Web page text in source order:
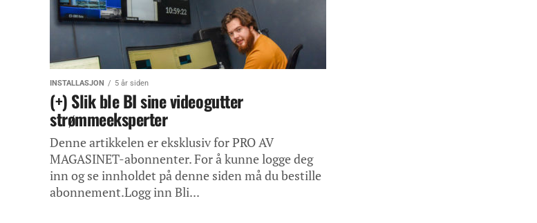
INSTALLASJON 5 år siden
(+) Slik ble BI sine videogutter
strømmeeksperter
Denne artikkelen er eksklusiv for PRO AV
MAGASINET-abonnenter. For å kunne logge deg
inn og se innholdet på denne siden må du bestille
abonnement.Logg inn Bli...